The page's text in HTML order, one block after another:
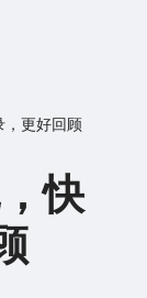
更好回顾
快